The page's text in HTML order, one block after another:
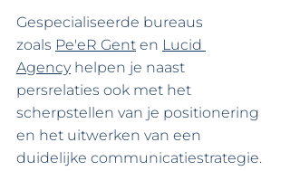
Gespecialiseerde bureaus
zoals Pe'eR Gent en Lucid
Agency helpen je naast
persrelaties ook met het
scherpstellen van je positionering
en het uitwerken van een
duidelijke communicatiestrategie.